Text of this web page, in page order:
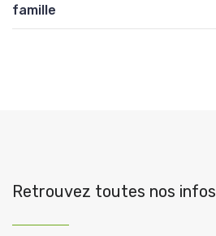
famille
Retrouvez toutes nos infos